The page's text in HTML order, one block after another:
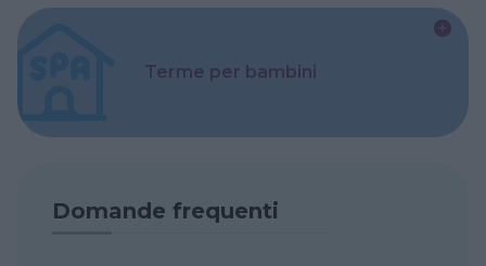
Terme per bambini
Domande frequenti